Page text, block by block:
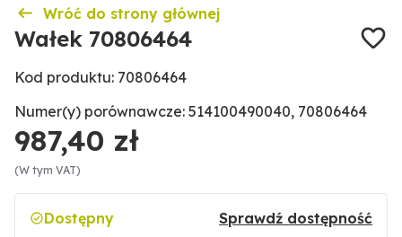
Wróć do strony głównej
Wałek 70806464
Kod produktu: 70806464
Numer(y) porównawcze: 514100490040, 70806464
987,40 zł
(W tym VAT)
Dostępny Sprawdź dostępność